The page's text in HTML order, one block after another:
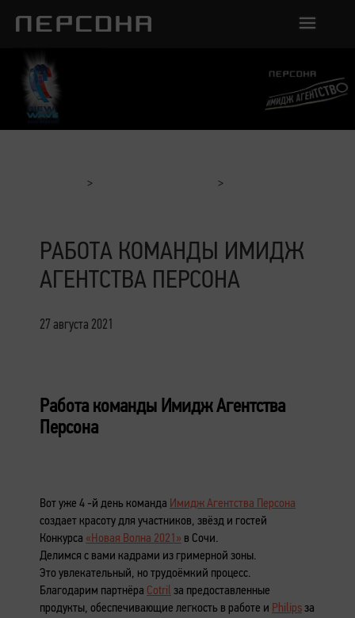
РАБОТА КОМАНДЫ ИМИДЖ
АГЕНТСТВА ПЕРСОНА
27 августа 2021
Работа команды Имидж Агентства
Персона
Вот уже 4 -й день команда Имидж Агентства Персона
создает красоту для участников, звёзд и гостей
Конкурса «Новая Волна 2021» в Сочи.
Делимся с вами кадрами из гримерной зоны.
Это увлекательный, но трудоёмкий процесс.
Благодарим партнёра Cotril за предоставленные
продукты, обеспечивающие легкость в работе и Philipsза